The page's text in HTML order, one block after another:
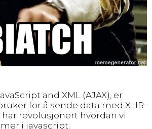
and XML (AJAX), er
for å sende data med XHR-
revolusjonert hvordan vi
i javascript.